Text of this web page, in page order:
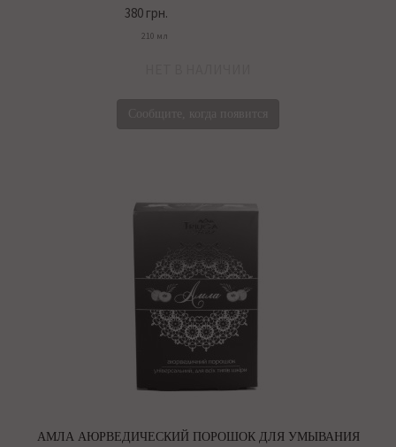
380 грн.
210 мл
АМЛА АЮРВЕДИЧЕСКИЙ ПОРОШОК ДЛЯ УМЫВАНИЯ